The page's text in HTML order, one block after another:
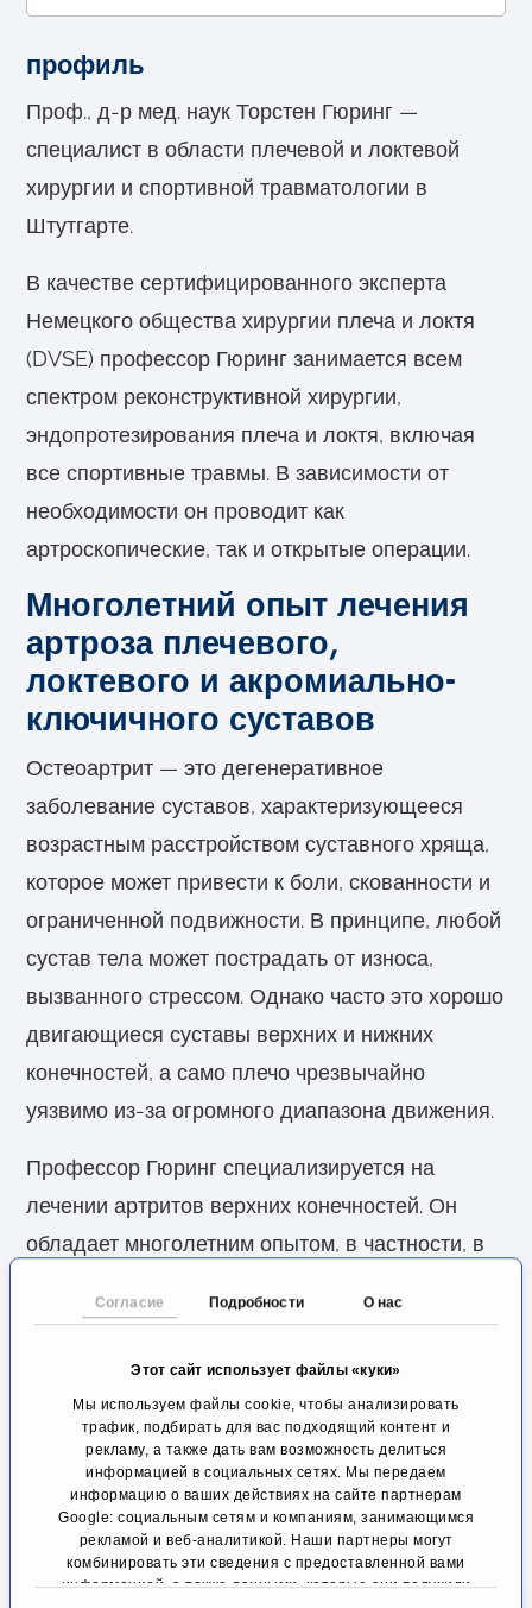
Согласие Подробности О нас
Этот сайт использует файлы «куки»
Мы используем файлы cookie, чтобы анализировать
трафик, подбирать для вас подходящий контент и
рекламу, а также дать вам возможность делиться
информацией в социальных сетях. Мы передаем
информацию о ваших действиях на сайте партнерам
Google: социальным сетям и компаниям, занимающимся
рекламой и веб-аналитикой. Наши партнеры могут
комбинировать эти сведения с предоставленной вами
информацией, а также данными, которые они получили
профиль
Проф., д-р мед. наук Торстен Гюринг —
специалист в области плечевой и локтевой
хирургии и спортивной травматологии в
Штутгарте.
В качестве сертифицированного эксперта
Немецкого общества хирургии плеча и локтя
(DVSE) профессор Гюринг занимается всем
спектром реконструктивной хирургии,
эндопротезирования плеча и локтя, включая
все спортивные травмы. В зависимости от
необходимости он проводит как
артроскопические, так и открытые операции.
Многолетний опыт лечения
артроза плечевого,
локтевого и акромиально-
ключичного суставов
Остеоартрит — это дегенеративное
заболевание суставов, характеризующееся
возрастным расстройством суставного хряща,
которое может привести к боли, скованности и
ограниченной подвижности. В принципе, любой
сустав тела может пострадать от износа,
вызванного стрессом. Однако часто это хорошо
двигающиеся суставы верхних и нижних
конечностей, а само плечо чрезвычайно
уязвимо из-за огромного диапазона движения.
Профессор Гюринг специализируется на
лечении артритов верхних конечностей. Он
обладает многолетним опытом, в частности, в
лечения артроза плечевого пояса и локтевого
Вначале он полагается на консервативные
методы лечения, такие как физиотерапия,
противовоспалительные препараты и инъекции
непосредственно в суставное пространство.
Для инъекций он в первую очередь